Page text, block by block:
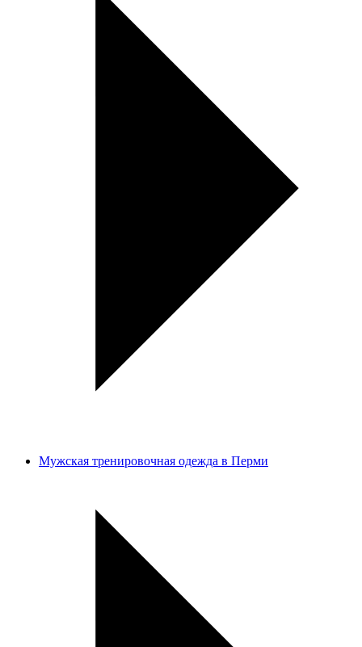
Мужская тренировочная одежда в Перми